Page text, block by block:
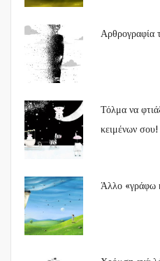
Τόλμα να
κειμένων σου!
Άλλο «γράφω